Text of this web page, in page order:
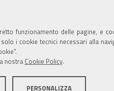
funzionamento delle pagine, e
i cookie tecnici necessari alla
nostra Cookie Policy
PERSONALIZZA